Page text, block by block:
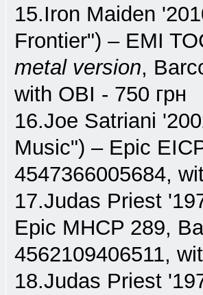
15.Iron Maiden
Frontier") – EMI
metal version,
with OBI - 750 грн
16.Joe Satriani
Music") – Epic
4547366005684,
17.Judas Priest
Epic MHCP 289,
4562109406511,
18.Judas Priest